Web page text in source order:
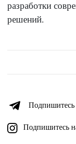
разработки
решений.
Подпишитесь
Подпишитесь